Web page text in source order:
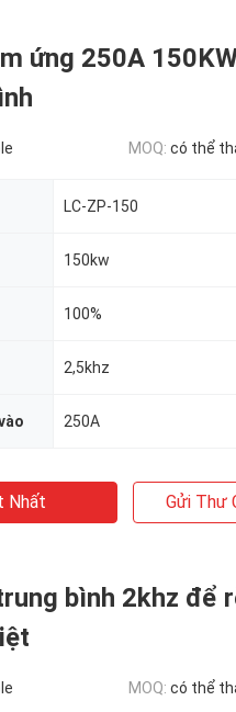
ứng 250A
MOQ: có thể
LC-ZP-150
150kw
100%
2,5khz
250A
Nhất Gửi Thư
bình 2khz để
MOQ: có thể